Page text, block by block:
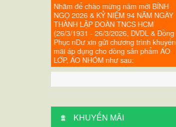
Nhằm để chào mừng năm mới BÍNH
NGỌ 2026 & KỶ NIỆM 94 NĂM NGÀY
THÀNH LẬP ĐOÀN TNCS HCM
(26/3/1931 - 26/3/2026, DVDL & Đồng
Phục nDư xin gửi chương trình khuyến
mãi áp dụng cho dòng sản phẩm ÁO
LỚP, ÁO NHÓM như sau:
KHUYẾN MÃI